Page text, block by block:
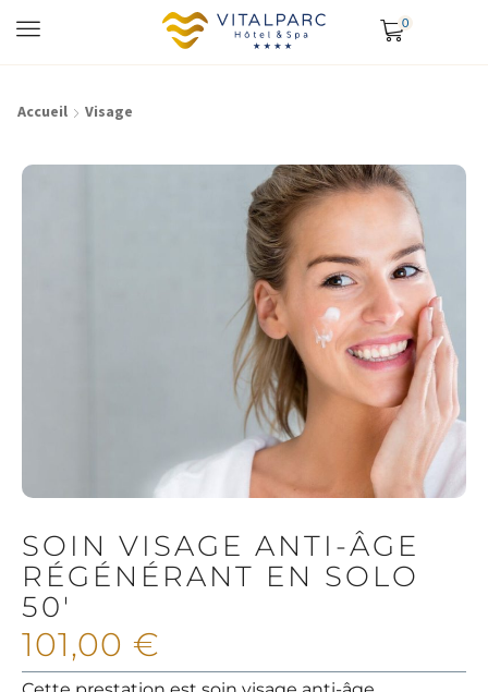
0
Accueil Visage
SOIN VISAGE ANTI-ÂGE
RÉGÉNÉRANT EN SOLO
50′
101,00 €